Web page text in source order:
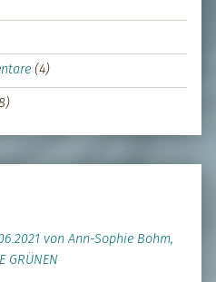
(4)
von Ann-Sophie Bohm,
GRÜNEN